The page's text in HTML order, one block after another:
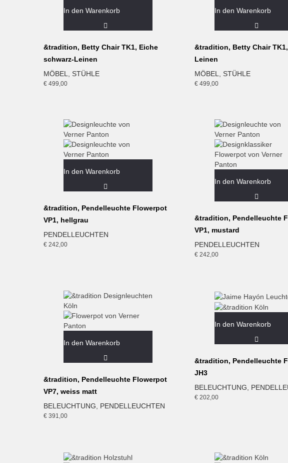
In den Warenkorb
&tradition, Betty Chair TK1, Eiche
schwarz-Leinen
MÖBEL
STÜHLE
€ 499,00
In den Warenkorb
&tradition, Betty Chair
Leinen
MÖBEL
STÜHLE
€ 499,00
In den Warenkorb
&tradition, Pendelleuchte Flowerpot
VP1, hellgrau
PENDELLEUCHTEN
€ 242,00
In den Warenkorb
&tradition, Pendelleuchte
VP1, mustard
PENDELLEUCHTEN
€ 242,00
In den Warenkorb
&tradition, Pendelleuchte Flowerpot
VP7, weiss matt
BELEUCHTUNG, PENDELLEUCHTEN
€ 391,00
In den Warenkorb
&tradition, Pendelleuchte
JH3
BELEUCHTUNG
€ 202,00